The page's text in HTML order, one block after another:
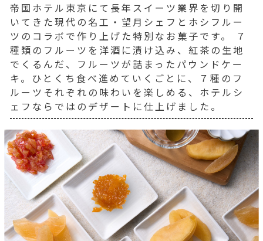
帝国ホテル東京にて長年スイーツ業界を切り開
いてきた現代の名工・望月シェフとホシフルー
ツのコラボで作り上げた特別なお菓子です。 ７
種類のフルーツを洋酒に漬け込み、紅茶の生地
でくるんだ、フルーツが詰まったパウンドケー
キ。ひとくち食べ進めていくごとに、７種のフ
ルーツそれぞれの味わいを楽しめる、ホテルシ
ェフならではのデザートに仕上げました。